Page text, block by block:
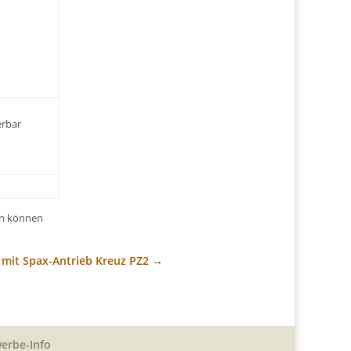
können
Spax-Antrieb Kreuz PZ2 →
Info